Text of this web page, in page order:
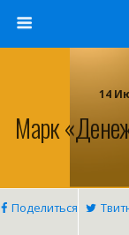
14
Марк
Поделиться